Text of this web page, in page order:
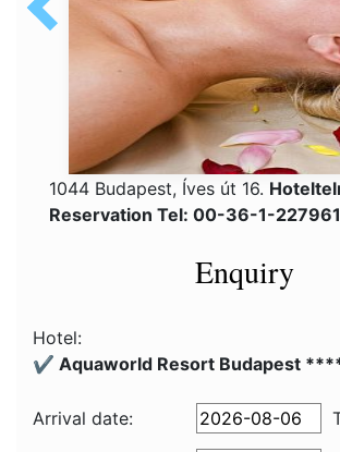
1044 Budapest, Íves út 16.
Reservation Tel: 00-36-1-
Enquiry
Hotel:
✔️ Aquaworld Resort Budapest
Arrival date: